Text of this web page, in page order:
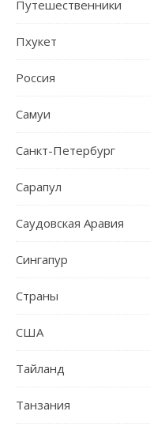
Путешественники
Пхукет
Россия
Самуи
Санкт-Петербург
Сарапул
Саудовская Аравия
Сингапур
Страны
США
Тайланд
Танзания